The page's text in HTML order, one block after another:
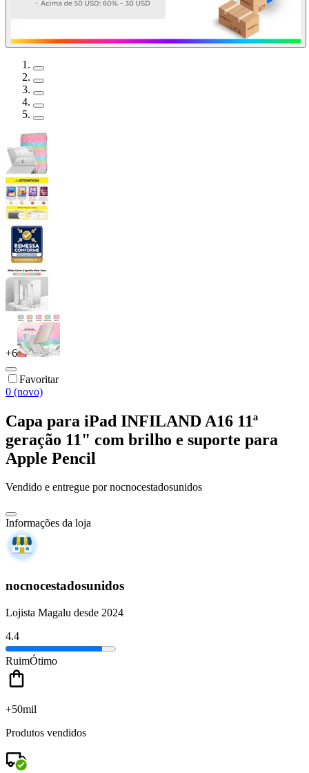
+6
Favoritar
0 (novo)
Capa para iPad INFILAND A16 11ª
geração 11" com brilho e suporte para
Apple Pencil
Vendido e entregue por nocnocestadosunidos
Informações da loja
nocnocestadosunidos
Lojista Magalu desde 2024
4.4
RuimÓtimo
+50mil
Produtos vendidos